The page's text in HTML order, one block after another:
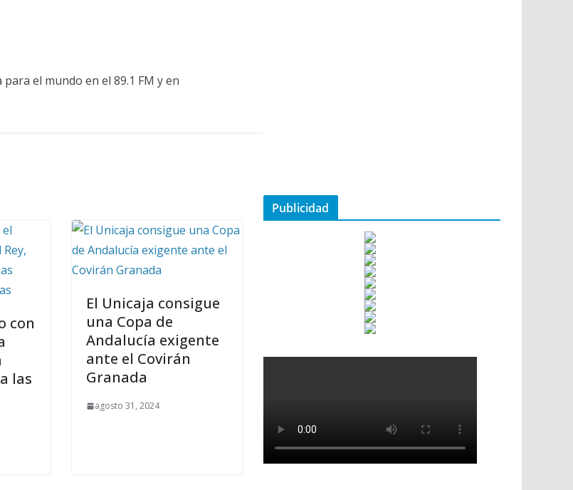
el mundo en el 89.1 FM y en
con
las
El Unicaja consigue
una Copa de
Andalucía exigente
ante el Covirán
Granada
agosto 31, 2024
Publicidad